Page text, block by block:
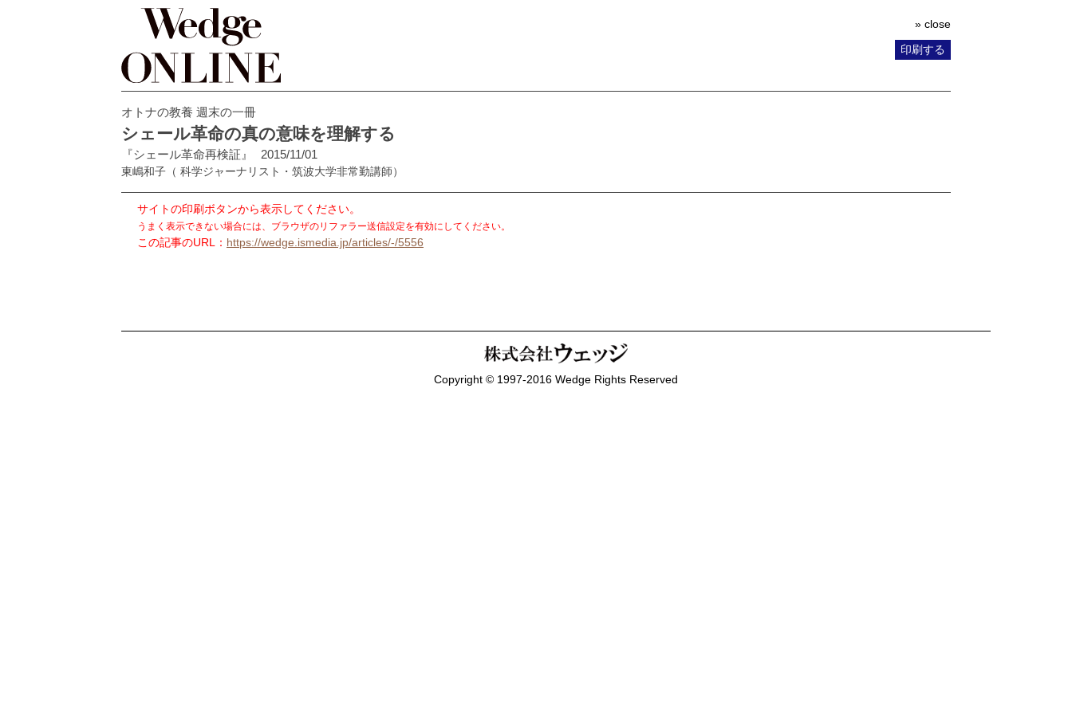
» close
印刷する
オトナの教養 週末の一冊
シェール革命の真の意味を理解する
『シェール革命再検証』 2015/11/01
東嶋和子 （ 科学ジャーナリスト・筑波大学非常勤講師）
サイトの印刷ボタンから表示してください。
うまく表示できない場合には、ブラウザのリファラー送信設定を有効にしてください。
この記事のURL： https://wedge.ismedia.jp/articles/-/5556
Copyright © 1997-2016 Wedge Rights Reserved